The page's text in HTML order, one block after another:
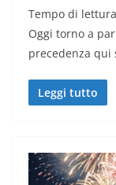
Tempo di
Oggi torno a
precedenza qui
Leggi tutto